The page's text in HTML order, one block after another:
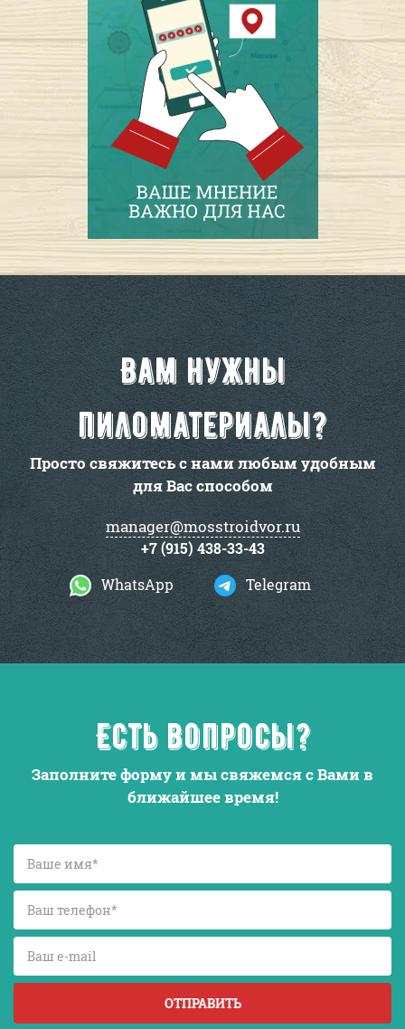
Вам нужны
пиломатериалы?
Просто свяжитесь с нами любым удобным
для Вас способом
manager@mosstroidvor.ru
+7 (915) 438-33-43
WhatsApp
Telegram
Есть вопросы?
Заполните форму и мы свяжемся с Вами в
ближайшее время!
ОТПРАВИТЬ